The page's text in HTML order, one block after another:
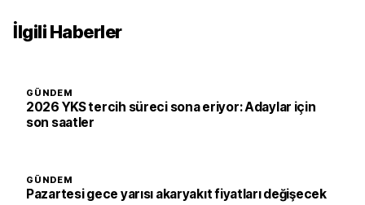
İlgili Haberler
GÜNDEM
2026 YKS tercih süreci sona eriyor: Adaylar için
son saatler
GÜNDEM
Pazartesi gece yarısı akaryakıt fiyatları değişecek